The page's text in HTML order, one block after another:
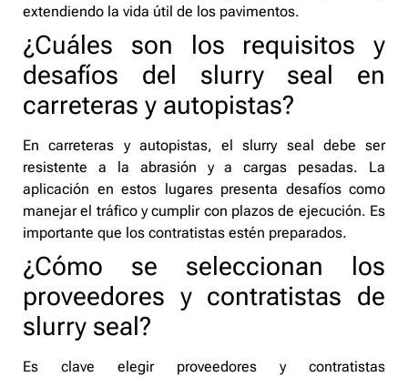
extendiendo la vida útil de los pavimentos.
¿Cuáles son los requisitos y
desafíos del slurry seal en
carreteras y autopistas?
En carreteras y autopistas, el slurry seal debe ser
resistente a la abrasión y a cargas pesadas. La
aplicación en estos lugares presenta desafíos como
manejar el tráfico y cumplir con plazos de ejecución. Es
importante que los contratistas estén preparados.
¿Cómo se seleccionan los
proveedores y contratistas de
slurry seal?
Es clave elegir proveedores y contratistas